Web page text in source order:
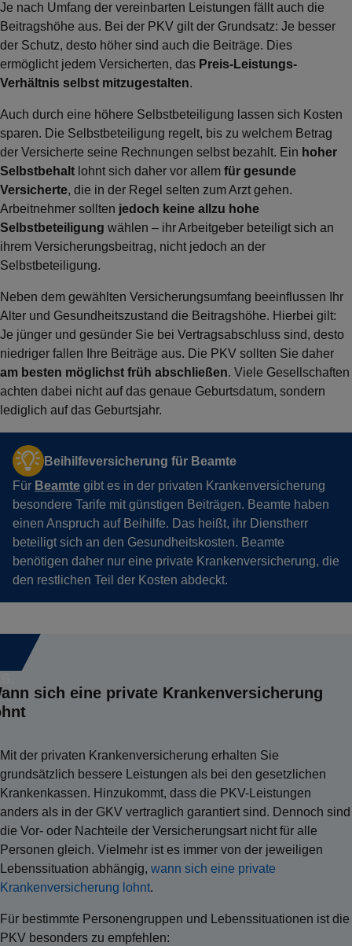
Je nach Umfang der vereinbarten Leistungen fällt auch die
Beitragshöhe aus. Bei der PKV gilt der Grundsatz: Je besser
der Schutz, desto höher sind auch die Beiträge. Dies
ermöglicht jedem Versicherten, das Preis-Leistungs-
Verhältnis selbst mitzugestalten.
Auch durch eine höhere Selbstbeteiligung lassen sich Kosten
sparen. Die Selbstbeteiligung regelt, bis zu welchem Betrag
der Versicherte seine Rechnungen selbst bezahlt. Ein hoher
Selbstbehalt lohnt sich daher vor allem für gesunde
Versicherte, die in der Regel selten zum Arzt gehen.
Arbeitnehmer sollten jedoch keine allzu hohe
Selbstbeteiligung wählen – ihr Arbeitgeber beteiligt sich an
ihrem Versicherungsbeitrag, nicht jedoch an der
Selbstbeteiligung.
Neben dem gewählten Versicherungsumfang beeinflussen Ihr
Alter und Gesundheitszustand die Beitragshöhe. Hierbei gilt:
Je jünger und gesünder Sie bei Vertragsabschluss sind, desto
niedriger fallen Ihre Beiträge aus. Die PKV sollten Sie daher
am besten möglichst früh abschließen. Viele Gesellschaften
achten dabei nicht auf das genaue Geburtsdatum, sondern
lediglich auf das Geburtsjahr.
Beihilfeversicherung für Beamte
Für Beamte gibt es in der privaten Krankenversicherung
besondere Tarife mit günstigen Beiträgen. Beamte haben
einen Anspruch auf Beihilfe. Das heißt, ihr Dienstherr
beteiligt sich an den Gesundheitskosten. Beamte
benötigen daher nur eine private Krankenversicherung, die
den restlichen Teil der Kosten abdeckt.
sich eine private Krankenversicherung
Mit der privaten Krankenversicherung erhalten Sie
grundsätzlich bessere Leistungen als bei den gesetzlichen
Krankenkassen. Hinzukommt, dass die PKV-Leistungen
anders als in der GKV vertraglich garantiert sind. Dennoch sind
die Vor- oder Nachteile der Versicherungsart nicht für alle
Personen gleich. Vielmehr ist es immer von der jeweiligen
Lebenssituation abhängig, wann sich eine private
Krankenversicherung lohnt.
Für bestimmte Personengruppen und Lebenssituationen ist die
PKV besonders zu empfehlen: